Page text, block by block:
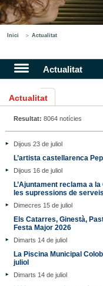
Inici Actualitat
Actualitat
Actualitat
Resultat: 8064 notícies
Dijous 23 de juliol
L’artista castellarenca
Dijous 16 de juliol
L’Ajuntament reclama a
les supressions de
Dimecres 15 de juliol
Els Catarres, Ginestà,
Festa Major 2026
Dimarts 14 de juliol
La Piscina Municipal
juliol
Dimarts 14 de juliol